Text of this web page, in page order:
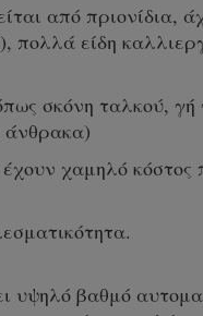
από πριονίδια,
πολλά είδη
σκόνη ταλκού, γή
άνθρακα)
χαμηλό
υψηλό βαθμό